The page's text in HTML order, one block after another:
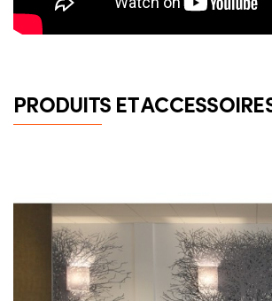
PRODUITS ET